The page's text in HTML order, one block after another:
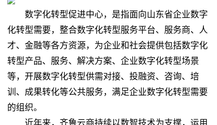
数字化转型促进中心，是指面向山东省企业数字
化转型需要，整合数字化转型服务平台、服务商、人
才、金融等各方资源，为企业和社会提供包括数字化
转型产品、服务、解决方案、企业数字化转型场景
等，开展数字化转型供需对接、投融资、咨询、培
训、成果转化等公共服务，满足企业数字化转型需要
的组织。